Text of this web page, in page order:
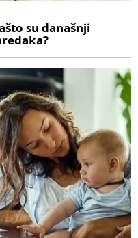
su današnji